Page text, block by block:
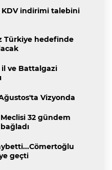
KDV indirimi talebini
Türkiye hedefinde
il ve Battalgazi
Vizyonda
32 gündem
geçti